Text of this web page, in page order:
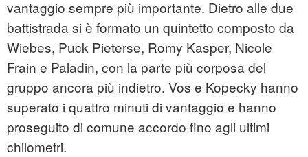
vantaggio sempre più importante. Dietro alle due
battistrada si è formato un quintetto composto da
Wiebes, Puck Pieterse, Romy Kasper, Nicole
Frain e Paladin, con la parte più corposa del
gruppo ancora più indietro. Vos e Kopecky hanno
superato i quattro minuti di vantaggio e hanno
proseguito di comune accordo fino agli ultimi
chilometri.